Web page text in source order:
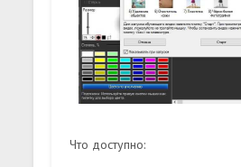
Что доступно: